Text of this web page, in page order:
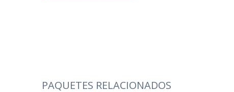
PAQUETES RELACIONADOS